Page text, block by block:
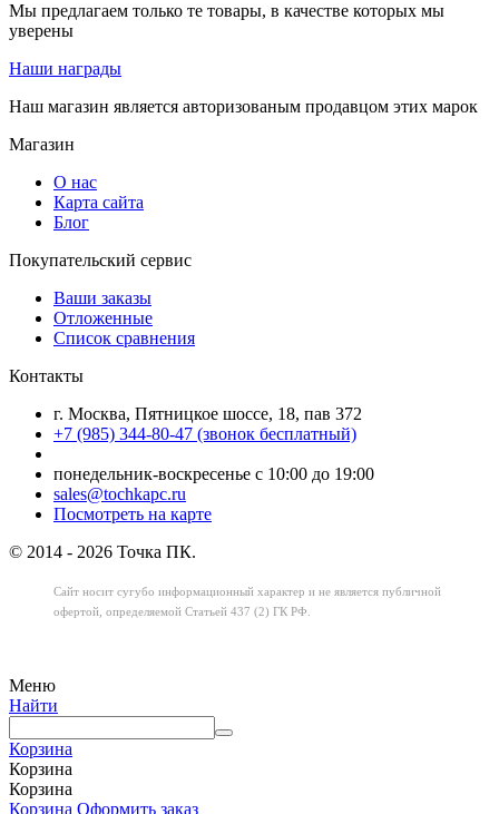
Мы предлагаем только те товары, в качестве которых мы
уверены
Наши награды
Наш магазин является авторизованым продавцом этих марок
Магазин
О нас
Карта сайта
Блог
Покупательский сервис
Ваши заказы
Отложенные
Список сравнения
Контакты
г. Москва, Пятницкое шоссе, 18, пав 372
+7 (985) 344-80-47 (звонок бесплатный)
понедельник-воскресенье с 10:00 до 19:00
sales@tochkapc.ru
Посмотреть на карте
© 2014 - 2026 Точка ПК.
Сайт носит сугубо информационный характер и не является публичной
офертой, определяемой Статьей 437 (2) ГК РФ.
Меню
Найти
Корзина
Корзина
Корзина
Корзина Оформить заказ